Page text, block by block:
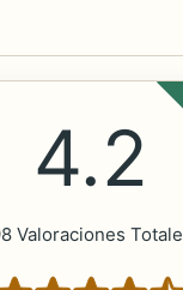
4.2
Valoraciones